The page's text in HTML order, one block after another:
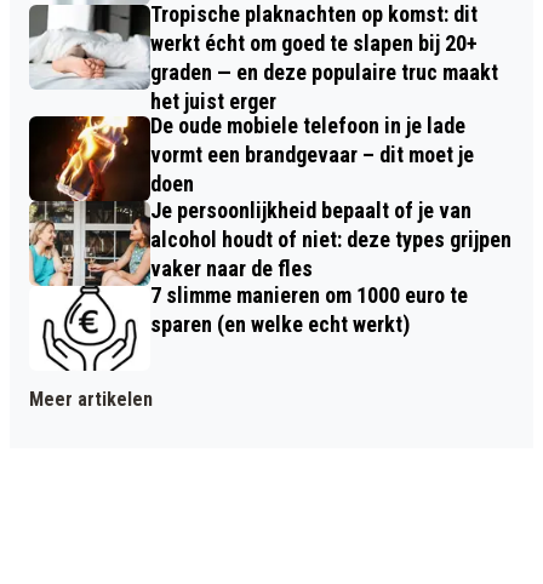
Tropische plaknachten op komst: dit
werkt écht om goed te slapen bij 20+
graden — en deze populaire truc maakt
het juist erger
De oude mobiele telefoon in je lade
vormt een brandgevaar – dit moet je
doen
Je persoonlijkheid bepaalt of je van
alcohol houdt of niet: deze types grijpen
vaker naar de fles
7 slimme manieren om 1000 euro te
sparen (en welke echt werkt)
Meer artikelen